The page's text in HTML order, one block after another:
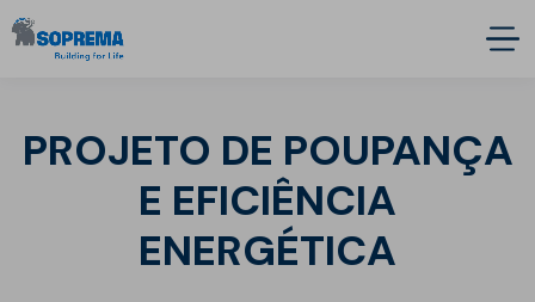
PROJETO DE POUPANÇA
E EFICIÊNCIA
ENERGÉTICA